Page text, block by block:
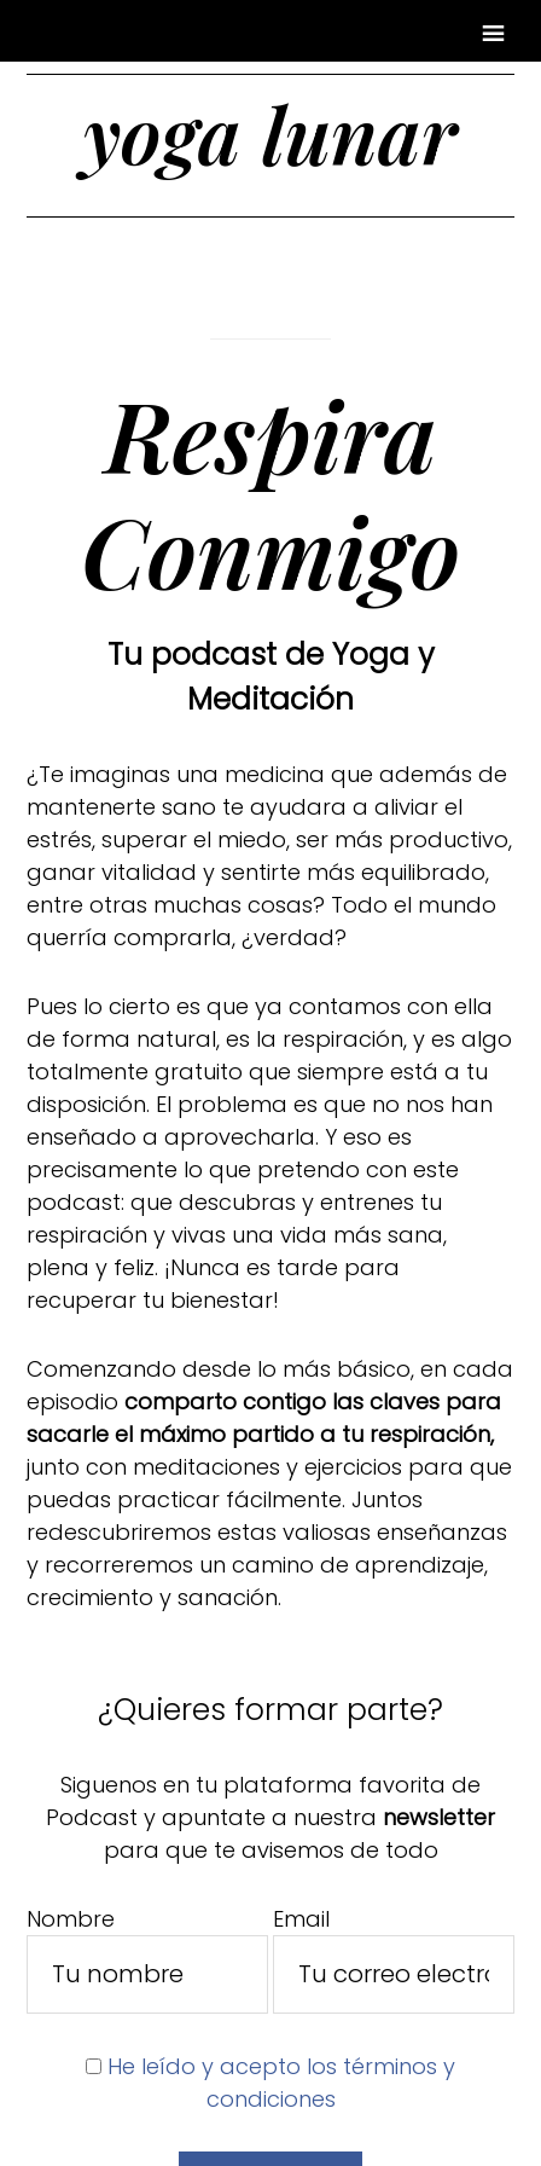
yoga lunar
Respira
Conmigo
Tu podcast de Yoga y
Meditación
¿Te imaginas una medicina que además de
mantenerte sano te ayudara a aliviar el
estrés, superar el miedo, ser más productivo,
ganar vitalidad y sentirte más equilibrado,
entre otras muchas cosas? Todo el mundo
querría comprarla, ¿verdad?
Pues lo cierto es que ya contamos con ella
de forma natural, es la respiración, y es algo
totalmente gratuito que siempre está a tu
disposición. El problema es que no nos han
enseñado a aprovecharla. Y eso es
precisamente lo que pretendo con este
podcast: que descubras y entrenes tu
respiración y vivas una vida más sana,
plena y feliz. ¡Nunca es tarde para
recuperar tu bienestar!
Comenzando desde lo más básico, en cada
episodiocomparto contigo las claves para
sacarle el máximo partido a tu respiración,
junto con meditaciones y ejercicios para que
puedas practicar fácilmente. Juntos
redescubriremos estas valiosas enseñanzas
y recorreremos un camino de aprendizaje,
crecimiento y sanación.
¿Quieres formar parte?
Siguenos en tu plataforma favorita de
Podcast y apuntate a nuestra newsletter
para que te avisemos de todo
Nombre Email
He leído y acepto los términos y
condiciones